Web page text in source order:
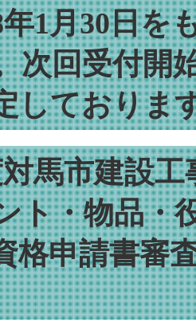
1月30日を
次回受付開
しておりま
馬市建設
ト・物品・
格申請書審